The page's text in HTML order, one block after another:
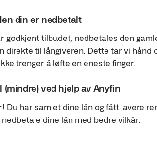
din er nedbetalt
godkjent tilbudet, nedbetales den
direkte til långiveren. Dette tar vi hånd
trenger å løfte en eneste finger.
(mindre) ved hjelp av Anyfin
Du har samlet dine lån og fått lavere
nedbetale dine lån med bedre vilkår.